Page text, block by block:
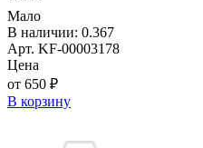
Мало
В наличии: 0.367
Арт. KF-00003178
Цена
от 650 ₽
В корзину